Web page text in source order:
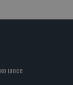
шосе